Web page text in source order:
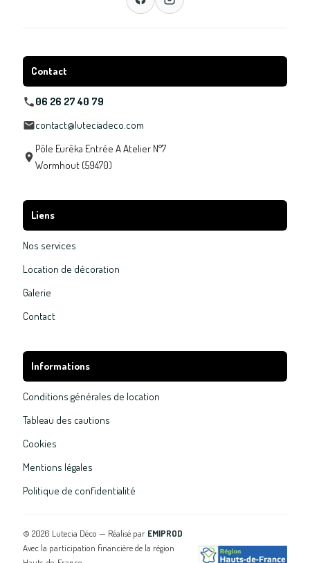
Contact
06 26 27 40 79
contact@luteciadeco.com
Pôle Eurêka Entrée A Atelier N°7
Wormhout (59470)
Liens
Nos services
Location de décoration
Galerie
Contact
Informations
Conditions générales de location
Tableau des cautions
Cookies
Mentions légales
Politique de confidentialité
© 2026 Lutecia Déco — Réalisé par EMIPROD
Avec la participation financière de la région